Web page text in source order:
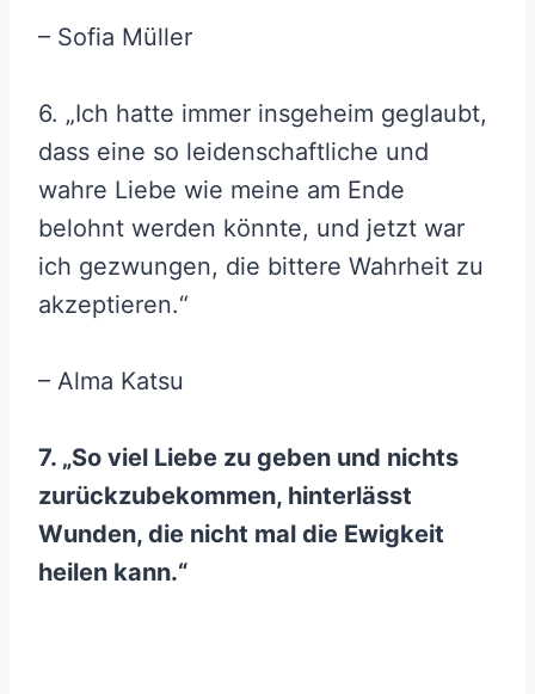
– Sofia Müller
6. „Ich hatte immer insgeheim geglaubt,
dass eine so leidenschaftliche und
wahre Liebe wie meine am Ende
belohnt werden könnte, und jetzt war
ich gezwungen, die bittere Wahrheit zu
akzeptieren.“
– Alma Katsu
7. „So viel Liebe zu geben und nichts
zurückzubekommen, hinterlässt
Wunden, die nicht mal die Ewigkeit
heilen kann.“